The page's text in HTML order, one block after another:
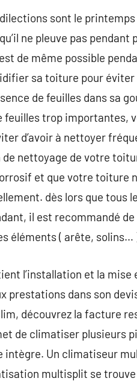
sont le
ne pleuve pas
de même possible
sa toiture pour éviter
de feuilles dans sa
trop importantes,
d’avoir à nettoyer
nettoyage de votre
et que votre toiture
dès lors que tous
il est recommandé
éléments ( arête, solins…
l’installation et la
dans son
découvrez la facture
de climatiser plusieurs
intègre. Un climatiseur
multisplit se